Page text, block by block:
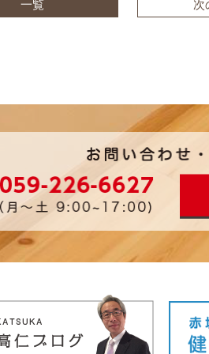
一覧 次